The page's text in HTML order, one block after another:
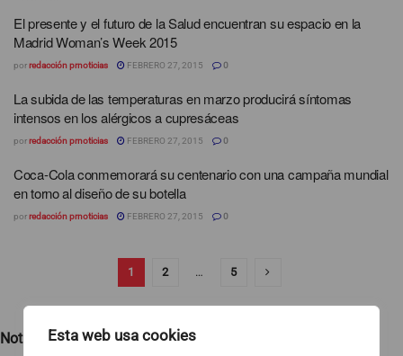
Esta web usa cookies
El presente y el futuro de la Salud encuentran su espacio en la
Madrid Woman’s Week 2015
porredacción prnoticias FEBRERO 27, 2015 0
La subida de las temperaturas en marzo producirá síntomas
intensos en los alérgicos a cupresáceas
porredacción prnoticias FEBRERO 27, 2015 0
Coca-Cola conmemorará su centenario con una campaña mundial
en torno al diseño de su botella
porredacción prnoticias FEBRERO 27, 2015 0
1 2 … 5
Noticias recientes